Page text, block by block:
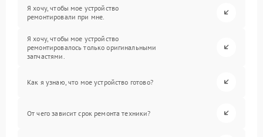
Я хочу, чтобы мое устройство
ремонтировали при мне.
Я хочу, чтобы мое устройство
ремонтировалось только оригинальными
запчастями.
Как я узнаю, что мое устройство готово?
От чего зависит срок ремонта техники?